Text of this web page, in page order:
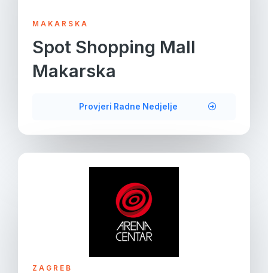
MAKARSKA
Spot Shopping Mall
Makarska
Provjeri Radne Nedjelje
ZAGREB